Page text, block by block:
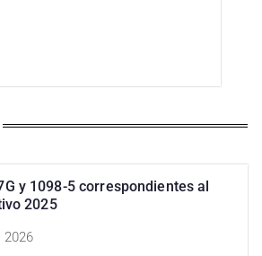
y 1098-5 correspondientes al
2025
2026